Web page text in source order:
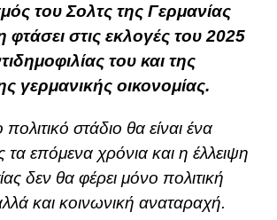
του Σολτς της Γερμανίας
φτάσει στις εκλογές του 2025
του και της
γερμανικής οικονομίας.
στάδιο θα είναι ένα
επόμενα χρόνια και η έλλειψη
δεν θα φέρει μόνο πολιτική
και κοινωνική αναταραχή.